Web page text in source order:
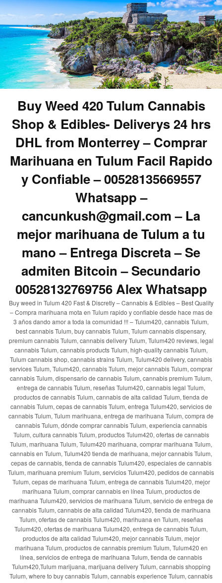
Buy Weed 420 Tulum Cannabis
Shop & Edibles- Deliverys 24 hrs
DHL from Monterrey – Comprar
Marihuana en Tulum Facil Rapido
y Confiable – 00528135669557
Whatsapp –
cancunkush@gmail.com – La
mejor marihuana de Tulum a tu
mano – Entrega Discreta – Se
admiten Bitcoin – Secundario
00528132769756 Alex Whatsapp
Buy weed in Tulum 420 Fast & Discretly – Cannabis & Edibles – Best Quality
– Compra marihuana mota en Tulum rapido y confiable desde hace mas de
3 años dando amor a toda la comunidad !!! – Tulum420, cannabis Tulum,
best cannabis Tulum, buy cannabis Tulum, Tulum cannabis dispensary,
premium cannabis Tulum, cannabis delivery Tulum, Tulum420 reviews, legal
cannabis Tulum, cannabis products Tulum, high-quality cannabis Tulum,
Tulum cannabis shop, cannabis strains Tulum, Tulum420 delivery, cannabis
services Tulum, Tulum420, cannabis Tulum, mejor cannabis Tulum, comprar
cannabis Tulum, dispensario de cannabis Tulum, cannabis premium Tulum,
entrega de cannabis Tulum, reseñas Tulum420, cannabis legal Tulum,
productos de cannabis Tulum, cannabis de alta calidad Tulum, tienda de
cannabis Tulum, cepas de cannabis Tulum, entrega Tulum420, servicios de
cannabis Tulum, Tulum marihuana, entrega de marihuana Tulum, compra de
cannabis Tulum, dónde comprar cannabis Tulum, experiencia cannabis
Tulum, cultura cannabis Tulum, productos Tulum420, ofertas de cannabis
Tulum, marihuana Tulum, Tulum420 marihuana, comprar marihuana Tulum,
cannabis en Tulum, Tulum420 tienda de marihuana, mejor cannabis Tulum,
cepas de cannabis, tienda de cannabis Tulum420, especiales de cannabis
Tulum, marihuana premium Tulum, servicios Tulum420, pedidos de cannabis
Tulum, cepas de marihuana Tulum, entrega de cannabis Tulum420, mejor
marihuana Tulum, comprar cannabis en línea Tulum, productos de
marihuana Tulum420, servicios de marihuana Tulum, servicio de entrega de
cannabis Tulum, cannabis de alta calidad Tulum420, tienda de marihuana
Tulum, ofertas de cannabis Tulum420, marihuana en Tulum, reseñas
Tulum420, ofertas de marihuana Tulum420, entrega de cannabis Tulum,
productos de alta calidad Tulum420, mejor cannabis Tulum, mejor
marihuana Tulum, productos de cannabis premium Tulum, Tulum420 en
línea, servicios de entrega de marihuana Tulum, tienda de cannabis
Tulum420,Tulum marijuana, marijuana delivery Tulum, cannabis shopping
Tulum, where to buy cannabis Tulum, cannabis experience Tulum, cannabis